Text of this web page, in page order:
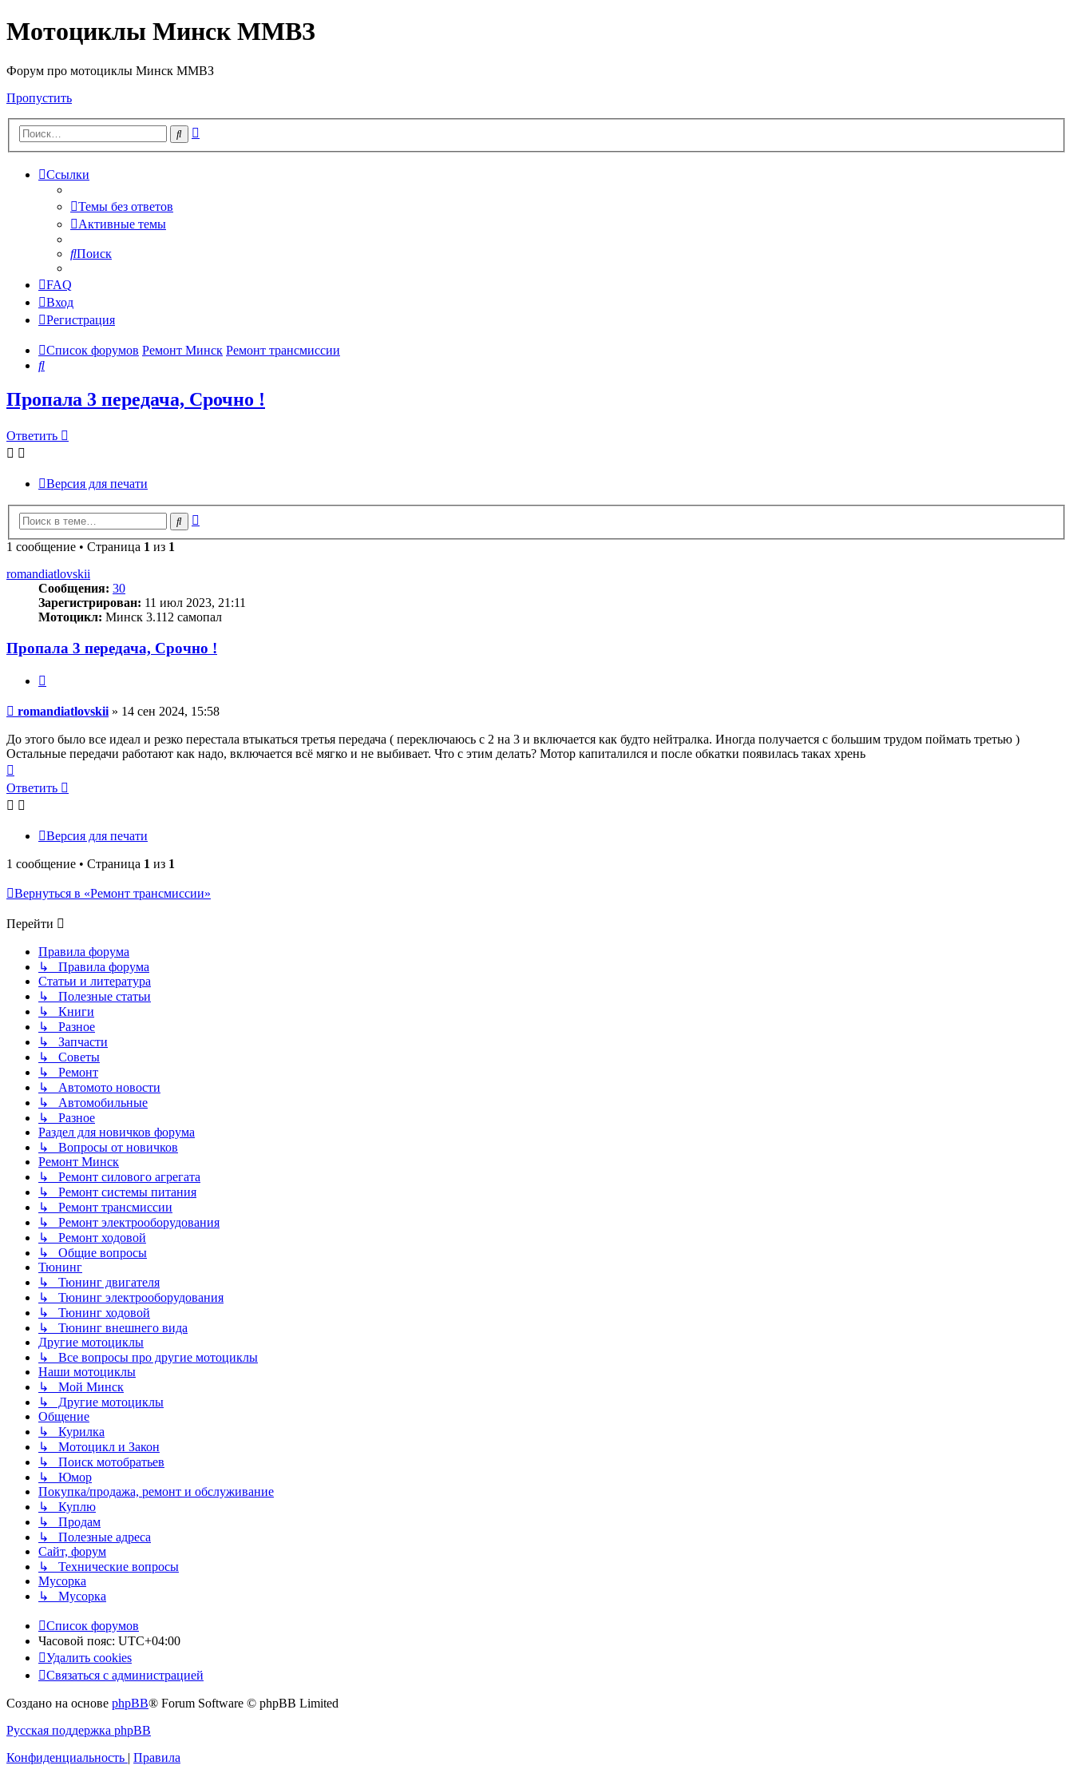
Мотоциклы Минск ММВЗ
Форум про мотоциклы Минск ММВЗ
Пропустить
Поиск
Ссылки
Темы без ответов
Активные темы
Поиск
FAQ
Вход
Регистрация
Список форумов Ремонт Минск Ремонт трансмиссии
Поиск
Пропала 3 передача, Срочно !
Ответить
Версия для печати
Поиск
1 сообщение • Страница 1 из 1
romandiatlovskii
Сообщения: 30
Зарегистрирован: 11 июл 2023, 21:11
Мотоцикл: Минск 3.112 самопал
Пропала 3 передача, Срочно !
Сообщение
romandiatlovskii » 14 сен 2024, 15:58
До этого было все идеал и резко перестала втыкаться третья передача ( переключаюсь с 2 на 3 и включается как будто нейтралка. Иногда получается с большим трудом поймать третью )
Остальные передачи работают как надо, включается всё мягко и не выбивает. Что с этим делать? Мотор капиталился и после обкатки появилась таках хрень
к
началу
Ответить
Версия для печати
1 сообщение • Страница 1 из 1
Вернуться в «Ремонт трансмиссии»
Перейти
Правила форума
↳ Правила форума
Статьи и литература
↳ Полезные статьи
↳ Книги
↳ Разное
↳ Запчасти
↳ Советы
↳ Ремонт
↳ Автомото новости
↳ Автомобильные
↳ Разное
Раздел для новичков форума
↳ Вопросы от новичков
Ремонт Минск
↳ Ремонт силового агрегата
↳ Ремонт системы питания
↳ Ремонт трансмиссии
↳ Ремонт электрооборудования
↳ Ремонт ходовой
↳ Общие вопросы
Тюнинг
↳ Тюнинг двигателя
↳ Тюнинг электрооборудования
↳ Тюнинг ходовой
↳ Тюнинг внешнего вида
Другие мотоциклы
↳ Все вопросы про другие мотоциклы
Наши мотоциклы
↳ Мой Минск
↳ Другие мотоциклы
Общение
↳ Курилка
↳ Мотоцикл и Закон
↳ Поиск мотобратьев
↳ Юмор
Покупка/продажа, ремонт и обслуживание
↳ Куплю
↳ Продам
↳ Полезные адреса
Сайт, форум
↳ Технические вопросы
Мусорка
↳ Мусорка
Список форумов
Часовой пояс: UTC+04:00
Удалить cookies
Связаться с администрацией
Создано на основе phpBB® Forum Software © phpBB Limited
Русская поддержка phpBB
Конфиденциальность | Правила